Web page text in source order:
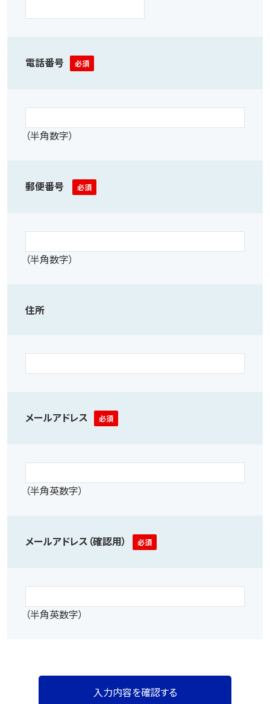
電話番号 必須
（半角数字）
郵便番号 必須
（半角数字）
住所
メールアドレス 必須
（半角英数字）
メールアドレス（確認用） 必須
（半角英数字）